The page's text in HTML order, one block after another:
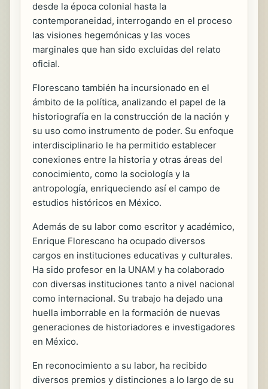
desde la época colonial hasta la
contemporaneidad, interrogando en el proceso
las visiones hegemónicas y las voces
marginales que han sido excluidas del relato
oficial.
Florescano también ha incursionado en el
ámbito de la política, analizando el papel de la
historiografía en la construcción de la nación y
su uso como instrumento de poder. Su enfoque
interdisciplinario le ha permitido establecer
conexiones entre la historia y otras áreas del
conocimiento, como la sociología y la
antropología, enriqueciendo así el campo de
estudios históricos en México.
Además de su labor como escritor y académico,
Enrique Florescano ha ocupado diversos
cargos en instituciones educativas y culturales.
Ha sido profesor en la UNAM y ha colaborado
con diversas instituciones tanto a nivel nacional
como internacional. Su trabajo ha dejado una
huella imborrable en la formación de nuevas
generaciones de historiadores e investigadores
en México.
En reconocimiento a su labor, ha recibido
diversos premios y distinciones a lo largo de su